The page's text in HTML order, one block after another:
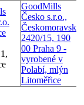
GoodMills
Česko s.r.o.,
Českomoravská
2420/15, 190
00 Praha 9 -
vyrobené v
Polabí, mlýn
Litoměřice